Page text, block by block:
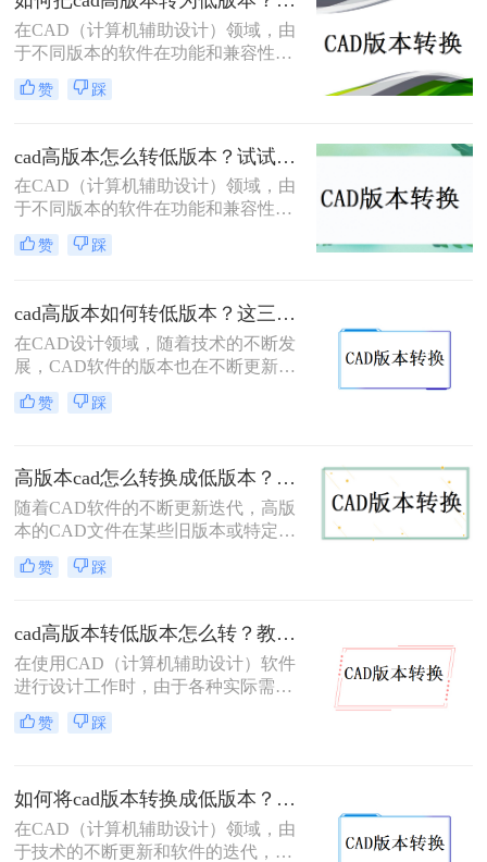
本转换成低版本的方法，帮助用户轻
松应对这一需求。
在CAD（计算机辅助设计）领域，由
于不同版本的软件在功能和兼容性上
存在差异，有时需要将高版本的CAD
文件转换为低版本以确保其能在特定
如何把cad高版本转为低版本呢？以下
是一些常用的方法来实现CAD高版本
到低版本的转换。
赞 踩
cad高版本怎么转低版本？试试看这三个方法！
在CAD（计算机辅助设计）领域，由
于不同版本的软件在功能和兼容性上
的差异，经常需要将高版本的CAD文
件转换为低版本以满足特定的软件版
容性。那么cad高版本怎么转低版本
呢？以下将详细介绍几种将CAD高版
本转换为低版本的方法。
赞 踩
cad高版本如何转低版本？这三种方法很好用！
在CAD设计领域，随着技术的不断发
展，CAD软件的版本也在不断更新。
然而，由于各种原因，我们有时需要
将高版本的CAD文件转换为低版本，
转低版本呢？本文将详细介绍CAD高
版本转低版本的几种方法，帮助大家
高效、准确地完成这一操作。
赞 踩
高版本cad怎么转换成低版本？这三个转换方法非常简单！
随着CAD软件的不断更新迭代，高版
本的CAD文件在某些旧版本或特定需
求的场景下可能无法直接打开或编
辑。因此，将高版本CAD转换成低版
本cad怎么转换成低版本呢？下面将详
细介绍几种将高版本CAD转换成低版
本的方法，供您参考。
赞 踩
cad高版本转低版本怎么转？教你3个小妙招轻松搞定！
在使用CAD（计算机辅助设计）软件
进行设计工作时，由于各种实际需
求，我们常常需要将CAD文件从高版
本转换为低版本。这可能是因为旧版
而需要降低版本。那么cad高版本转低
版本怎么转呢？下面，我们将详细介
绍几种CAD高版本转低版本的方法。
赞 踩
如何将cad版本转换成低版本？教你三个小妙招轻松搞定！
在CAD（计算机辅助设计）领域，由
于技术的不断更新和软件的迭代，我